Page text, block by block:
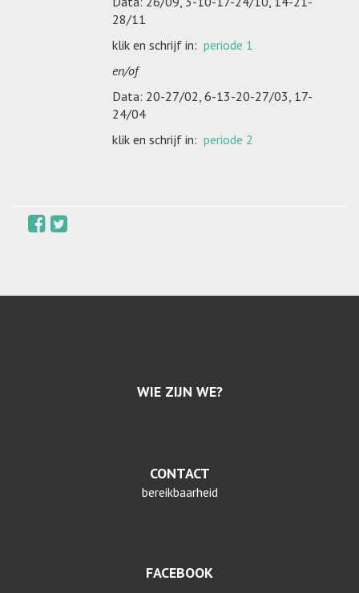
28/11
klik en schrijf in: periode 1
en/of
Data: 20-27/02, 6-13-20-27/03, 17-
24/04
klik en schrijf in: periode 2
WIE ZIJN WE?
CONTACT
bereikbaarheid
FACEBOOK